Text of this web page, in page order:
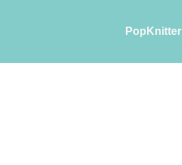
PopKnitter